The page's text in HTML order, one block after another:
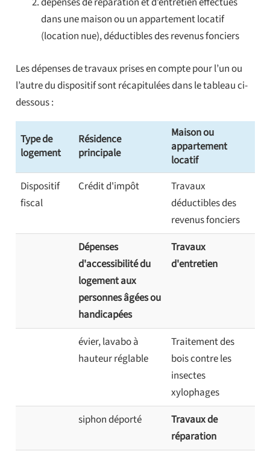
dans une maison ou un appartement locatif
(location nue), déductibles des revenus fonciers
Les dépenses de travaux prises en compte pour l’un ou
l’autre du dispositif sont récapitulées dans le tableau ci-
dessous :
Type de
logement
Résidence
principale
Maison ou
appartement
locatif
Dispositif
fiscal
Crédit d'impôt
Travaux
déductibles des
revenus fonciers
Dépenses
d'accessibilité du
logement aux
personnes âgées ou
handicapées
Travaux
d'entretien
évier, lavabo à
hauteur réglable
Traitement des
bois contre les
insectes
xylophages
siphon déporté
Travaux de
réparation